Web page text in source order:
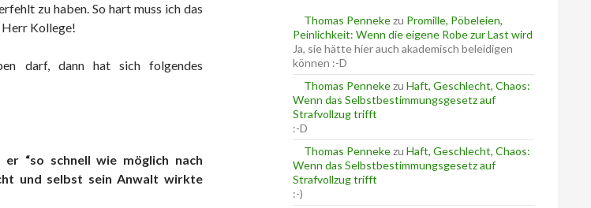
zu haben. So hart muss ich das
Herr Kollege!
darf, dann hat sich folgendes
“so schnell wie möglich nach
und selbst sein Anwalt wirkte
c
h
:
Thomas Pennekezu Promille, Pöbeleien,
Peinlichkeit: Wenn die eigene Robe zur Last wird
Ja, sie hätte hier auch akademisch beleidigen
können :-D
Thomas Pennekezu Haft, Geschlecht, Chaos:
Wenn das Selbstbestimmungsgesetz auf
Strafvollzug trifft
:-D
Thomas Pennekezu Haft, Geschlecht, Chaos:
Wenn das Selbstbestimmungsgesetz auf
Strafvollzug trifft
:-)